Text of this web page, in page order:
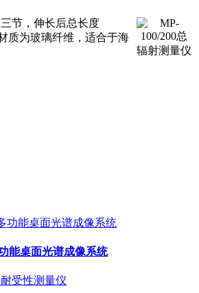
节，伸长后总长度
质为玻璃纤维，适合于海
能桌面光谱成像系统